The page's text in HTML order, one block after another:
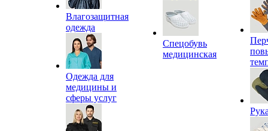
Влагозащитная
одежда
Одежда для
медицины и
сферы услуг
Спецобувь
медицинская